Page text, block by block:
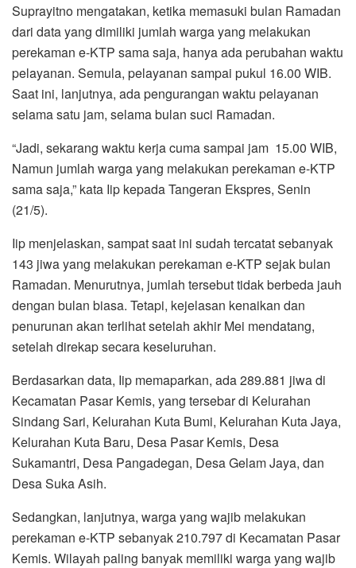
Suprayitno mengatakan, ketika memasuki bulan Ramadan
dari data yang dimiliki jumlah warga yang melakukan
perekaman e-KTP sama saja, hanya ada perubahan waktu
pelayanan. Semula, pelayanan sampai pukul 16.00 WIB.
Saat ini, lanjutnya, ada pengurangan waktu pelayanan
selama satu jam, selama bulan suci Ramadan.
“Jadi, sekarang waktu kerja cuma sampai jam 15.00 WIB,
Namun jumlah warga yang melakukan perekaman e-KTP
sama saja,” kata Iip kepada Tangeran Ekspres, Senin
(21/5).
Iip menjelaskan, sampat saat ini sudah tercatat sebanyak
143 jiwa yang melakukan perekaman e-KTP sejak bulan
Ramadan. Menurutnya, jumlah tersebut tidak berbeda jauh
dengan bulan biasa. Tetapi, kejelasan kenaikan dan
penurunan akan terlihat setelah akhir Mei mendatang,
setelah direkap secara keseluruhan.
Berdasarkan data, Iip memaparkan, ada 289.881 jiwa di
Kecamatan Pasar Kemis, yang tersebar di Kelurahan
Sindang Sari, Kelurahan Kuta Bumi, Kelurahan Kuta Jaya,
Kelurahan Kuta Baru, Desa Pasar Kemis, Desa
Sukamantri, Desa Pangadegan, Desa Gelam Jaya, dan
Desa Suka Asih.
Sedangkan, lanjutnya, warga yang wajib melakukan
perekaman e-KTP sebanyak 210.797 di Kecamatan Pasar
Kemis. Wilayah paling banyak memiliki warga yang wajib